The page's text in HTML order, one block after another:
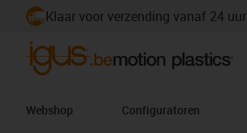
Klaar voor verzending vanaf 24 uur
Webshop Configuratoren